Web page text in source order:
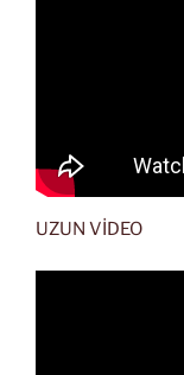
UZUN VİDEO